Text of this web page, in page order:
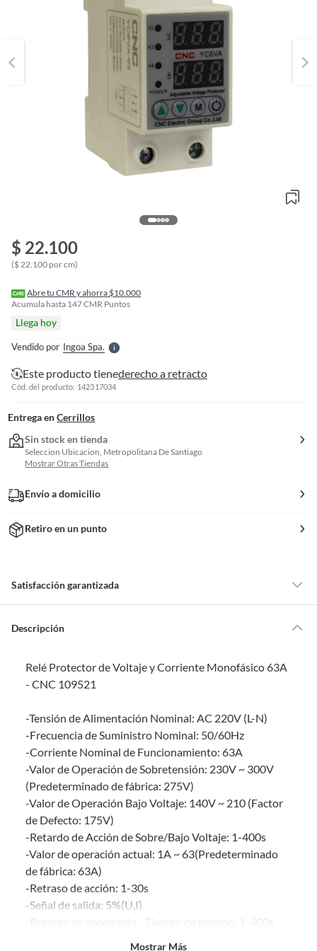
$ 22.100
($ 22.100 por cm)
Abre tu CMR y ahorra $10.000
Acumula hasta 147CMR Puntos
Llega hoy
Vendido por Ingoa Spa.S
e
r
Este producto tienederecho a retracto
Cód. del producto: 142317034
Entrega en Cerrillos
Sin stock en tienda
Seleccion Ubicacion, Metropolitana De Santiago
Mostrar Otras Tiendas
Envío a domicilio
Retiro en un punto
Satisfacción garantizada
de la compra.
comprado por internet y que hay ciertas categorías que no tienen este
derecho:
puedan deteriorarse o caducar con rapidez.
Confeccionados a la medida.
De uso personal.
En sodimac.cl te damos30 días desde que recibes el producto . Debe
estar en perfecto estado, con todas sus etiquetas y sin uso, tal como te lo
entregamos.
Productos digitales que se entregan a través de una descarga
electrónica, por ejemplo, cupones de experiencia o programas
para el computador.
Productos a pedido o confeccionados a medida.
Productos que han sido informados como imperfectos, usados,
reparados, abiertos, de segunda selección, remanufacturados o
con alguna deficiencia, que sean comprados en esa condición a
Descripción
Relé Protector de Voltaje y Corriente Monofásico 63A
- CNC 109521
-Tensión de Alimentación Nominal: AC 220V (L-N)
-Frecuencia de Suministro Nominal: 50/60Hz
-Corriente Nominal de Funcionamiento: 63A
-Valor de Operación de Sobretensión: 230V ~ 300V
(Predeterminado de fábrica: 275V)
-Valor de Operación Bajo Voltaje: 140V ~ 210 (Factor
de Defecto: 175V)
-Retardo de Acción de Sobre/Bajo Voltaje: 1-400s
-Valor de operación actual: 1A ~ 63(Predeterminado
de fábrica: 63A)
-Retraso de acción: 1-30s
-Señal de salida: 5%(U,I)
-Retardo de encendido - Tiempo de reinicio: 1-400s
Mostrar Más